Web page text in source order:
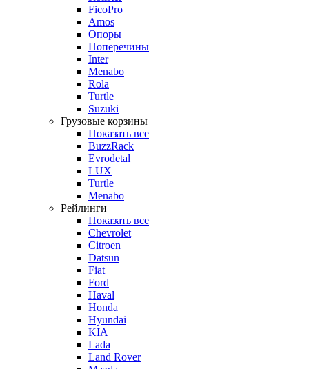
FicoPro
Amos
Опоры
Поперечины
Inter
Menabo
Rola
Turtle
Suzuki
Грузовые корзины
Показать все
BuzzRack
Evrodetal
LUX
Turtle
Menabo
Рейлинги
Показать все
Chevrolet
Citroen
Datsun
Fiat
Ford
Haval
Honda
Hyundai
KIA
Lada
Land Rover